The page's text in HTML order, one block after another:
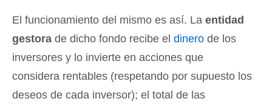
El funcionamiento del mismo es así. La entidad
gestora de dicho fondo recibe el dinero de los
inversores y lo invierte en acciones que
considera rentables (respetando por supuesto los
deseos de cada inversor); el total de las